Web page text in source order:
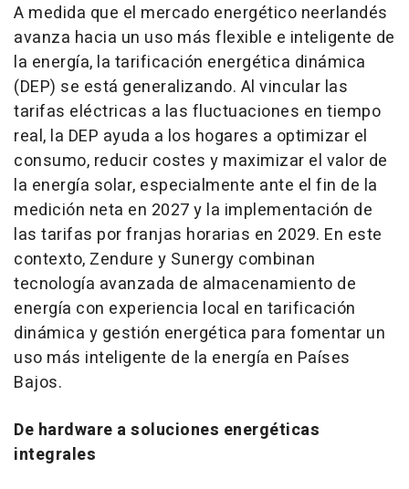
A medida que el mercado energético neerlandés
avanza hacia un uso más flexible e inteligente de
la energía, la tarificación energética dinámica
(DEP) se está generalizando. Al vincular las
tarifas eléctricas a las fluctuaciones en tiempo
real, la DEP ayuda a los hogares a optimizar el
consumo, reducir costes y maximizar el valor de
la energía solar, especialmente ante el fin de la
medición neta en 2027 y la implementación de
las tarifas por franjas horarias en 2029. En este
contexto, Zendure y Sunergy combinan
tecnología avanzada de almacenamiento de
energía con experiencia local en tarificación
dinámica y gestión energética para fomentar un
uso más inteligente de la energía en Países
Bajos.
De hardware a soluciones energéticas
integrales